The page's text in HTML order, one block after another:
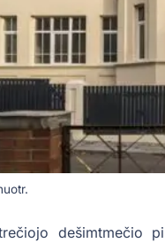
dešimtmečio